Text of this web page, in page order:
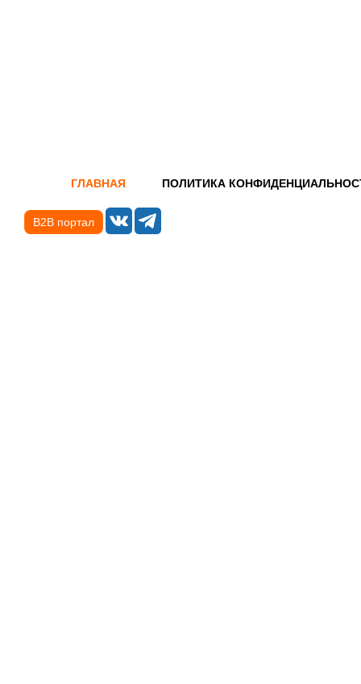
ГЛАВНАЯ ПОЛИТИКА
B2B портал